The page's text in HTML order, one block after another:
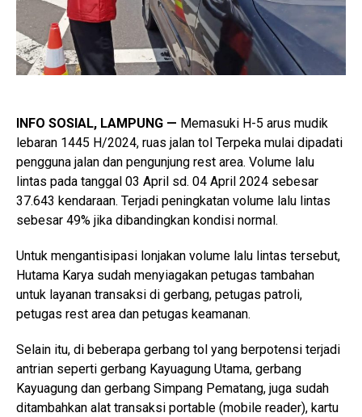
INFO SOSIAL, LAMPUNG — Memasuki H-5 arus mudik
lebaran 1445 H/2024, ruas jalan tol Terpeka mulai dipadati
pengguna jalan dan pengunjung rest area. Volume lalu
lintas pada tanggal 03 April sd. 04 April 2024 sebesar
37.643 kendaraan. Terjadi peningkatan volume lalu lintas
sebesar 49% jika dibandingkan kondisi normal.
Untuk mengantisipasi lonjakan volume lalu lintas tersebut,
Hutama Karya sudah menyiagakan petugas tambahan
untuk layanan transaksi di gerbang, petugas patroli,
petugas rest area dan petugas keamanan.
Selain itu, di beberapa gerbang tol yang berpotensi terjadi
antrian seperti gerbang Kayuagung Utama, gerbang
Kayuagung dan gerbang Simpang Pematang, juga sudah
ditambahkan alat transaksi portable (mobile reader), kartu